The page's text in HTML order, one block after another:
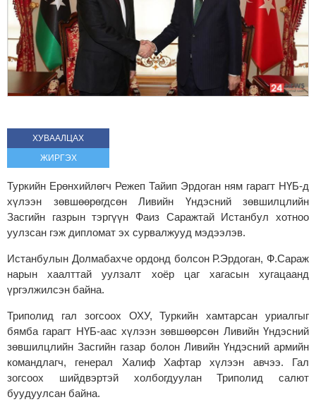
ХУВААЛЦАХ
ЖИРГЭХ
Туркийн Ерөнхийлөгч Режеп Тайип Эрдоган ням гарагт НҮБ-д
хүлээн зөвшөөрөгдсөн Ливийн Үндэсний зөвшилцлийн
Засгийн газрын тэргүүн Фаиз Саражтай Истанбул хотноо
уулзсан гэж дипломат эх сурвалжууд мэдээлэв.
Истанбулын Долмабахче ордонд болсон Р.Эрдоган, Ф.Сараж
нарын хаалттай уулзалт хоёр цаг хагасын хугацаанд
үргэлжилсэн байна.
Триполид гал зогсоох ОХУ, Туркийн хамтарсан уриалгыг
бямба гарагт НҮБ-аас хүлээн зөвшөөрсөн Ливийн Үндэсний
зөвшилцлийн Засгийн газар болон Ливийн Үндэсний армийн
командлагч, генерал Халиф Хафтар хүлээн авчээ. Гал
зогсоох шийдвэртэй холбогдуулан Триполид салют
буудуулсан байна.